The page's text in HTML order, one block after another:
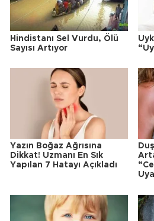
Hindistanı Sel Vurdu, Ölü
Sayısı Artıyor
Yazın Boğaz Ağrısına
Dikkat! Uzmanı En Sık
Yapılan 7 Hatayı Açıkladı